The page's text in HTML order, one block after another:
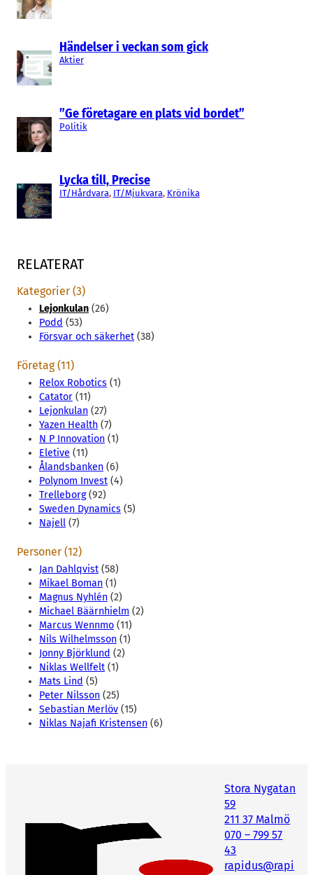
Händelser i veckan som gick
Aktier
”Ge företagare en plats vid bordet”
Politik
Lycka till, Precise
IT/Hårdvara, IT/Mjukvara, Krönika
RELATERAT
Kategorier (3)
Lejonkulan (26)
Podd (53)
Försvar och säkerhet (38)
Företag (11)
Relox Robotics (1)
Catator (11)
Lejonkulan (27)
Yazen Health (7)
N P Innovation (1)
Eletive (11)
Ålandsbanken (6)
Polynom Invest (4)
Trelleborg(92)
Sweden Dynamics (5)
Najell (7)
Personer (12)
Jan Dahlqvist (58)
Mikael Boman (1)
Magnus Nyhlén (2)
Michael Bäärnhielm (2)
Marcus Wennmo (11)
Nils Wilhelmsson (1)
Jonny Björklund (2)
Niklas Wellfelt (1)
Mats Lind (5)
Peter Nilsson (25)
Sebastian Merlöv (15)
Niklas Najafi Kristensen (6)
Stora Nygatan
59
211 37 Malmö
070 – 799 57
43
rapidus@rapi